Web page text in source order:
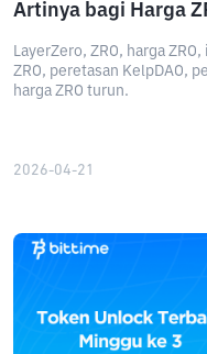
Artinya bagi Harga
LayerZero, ZRO, harga
ZRO, peretasan KelpDAO,
harga ZRO turun.
2026-04-21